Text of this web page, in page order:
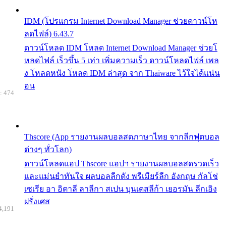
IDM (โปรแกรม Internet Download Manager ช่วยดาวน์โห
ลดไฟล์) 6.43.7
ดาวน์โหลด IDM โหลด Internet Download Manager ช่วยโ
หลดไฟล์ เร็วขึ้น 5 เท่า เพิ่มความเร็ว ดาวน์โหลดไฟล์ เพล
ง โหลดหนัง โหลด IDM ล่าสุด จาก Thaiware ไว้ใจได้แน่น
อน
Thscore (App รายงานผลบอลสดภาษาไทย จากลีกฟุตบอล
ต่างๆ ทั่วโลก)
ดาวน์โหลดแอป Thscore แอปฯ รายงานผลบอลสดรวดเร็ว
และแม่นยำทันใจ ผลบอลลีกดัง พรีเมียร์ลีก อังกฤษ กัลโช่
เซเรีย อา อิตาลี ลาลีกา สเปน บุนเดสลีก้า เยอรมัน ลีกเอิง
ฝรั่งเศส
474